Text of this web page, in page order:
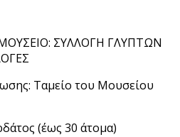
ΣΥΛΛΟΓΗ ΓΛΥΠΤΩΝ
Ταμείο του Μουσείου
(έως 30 άτομα)